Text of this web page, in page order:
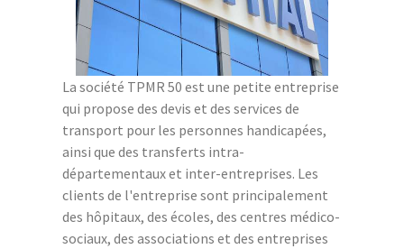
La société TPMR 50 est une petite entreprise
qui propose des devis et des services de
transport pour les personnes handicapées,
ainsi que des transferts intra-
départementaux et inter-entreprises. Les
clients de l'entreprise sont principalement
des hôpitaux, des écoles, des centres médico-
sociaux, des associations et des entreprises